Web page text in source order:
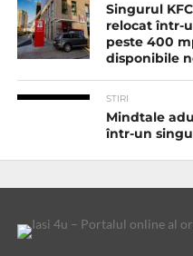
Singurul
relocat într-
peste 400
disponibile
STIRI
Mindtale
într-un